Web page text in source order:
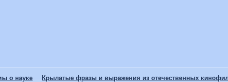
о науке Крылатые фразы и выражения из отечественных